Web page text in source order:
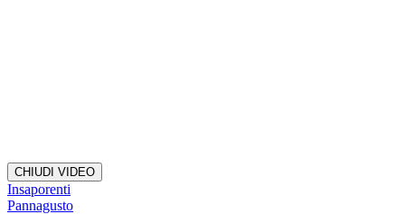
CHIUDI VIDEO
Insaporenti
Pannagusto